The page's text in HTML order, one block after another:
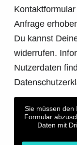
Anfrage
Du kannst
widerrufen.
Nutzerdaten
Sie müssen den
Formular
Daten mit